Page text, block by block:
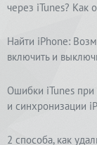
через iTunes? Как
Найти iPhone:
включить и
Ошибки iTunes при
и синхронизации
2 способа, как